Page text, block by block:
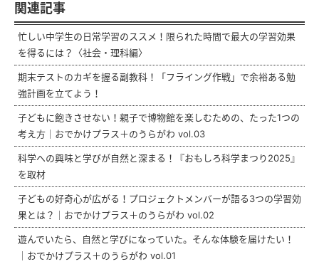
関連記事
忙しい中学生の日常学習のススメ！限られた時間で最大の学習効果
を得るには？〈社会・理科編〉
期末テストのカギを握る副教科！「フライング作戦」で余裕ある勉
強計画を立てよう！
子どもに飽きさせない！親子で博物館を楽しむための、たった1つの
考え方｜おでかけプラス＋のうらがわ vol.03
科学への興味と学びが自然と深まる！『おもしろ科学まつり2025』
を取材
子どもの好奇心が広がる！プロジェクトメンバーが語る3つの学習効
果とは？｜おでかけプラス＋のうらがわ vol.02
遊んでいたら、自然と学びになっていた。そんな体験を届けたい！
｜おでかけプラス＋のうらがわ vol.01